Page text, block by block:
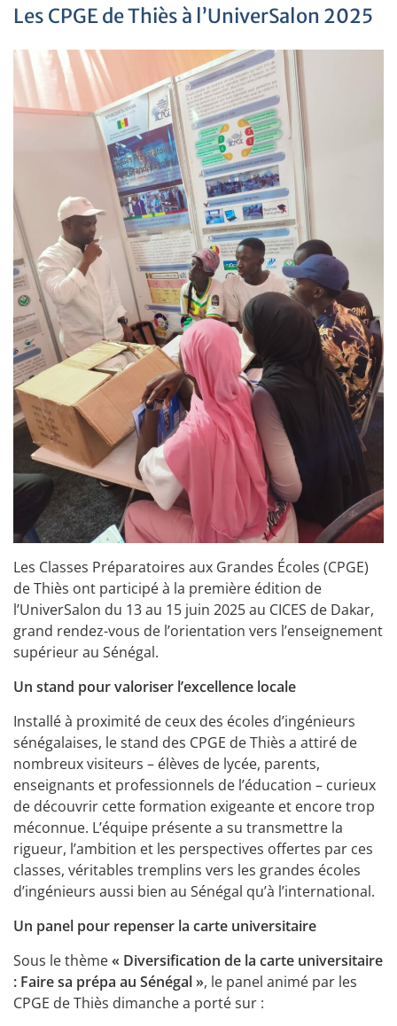
Les CPGE de Thiès à l’UniverSalon 2025
Les Classes Préparatoires aux Grandes Écoles (CPGE)
de Thiès ont participé à la première édition de
l’UniverSalon du 13 au 15 juin 2025 au CICES de Dakar,
grand rendez-vous de l’orientation vers l’enseignement
supérieur au Sénégal.
Un stand pour valoriser l’excellence locale
Installé à proximité de ceux des écoles d’ingénieurs
sénégalaises, le stand des CPGE de Thiès a attiré de
nombreux visiteurs – élèves de lycée, parents,
enseignants et professionnels de l’éducation – curieux
de découvrir cette formation exigeante et encore trop
méconnue. L’équipe présente a su transmettre la
rigueur, l’ambition et les perspectives offertes par ces
classes, véritables tremplins vers les grandes écoles
d’ingénieurs aussi bien au Sénégal qu’à l’international.
Un panel pour repenser la carte universitaire
Sous le thème« Diversification de la carte universitaire
: Faire sa prépa au Sénégal », le panel animé par les
CPGE de Thiès dimanche a porté sur :